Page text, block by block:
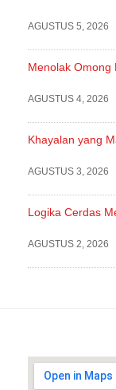
AGUSTUS 5, 2026
Menolak Omong
AGUSTUS 4, 2026
Khayalan yang
AGUSTUS 3, 2026
Logika Cerdas
AGUSTUS 2, 2026